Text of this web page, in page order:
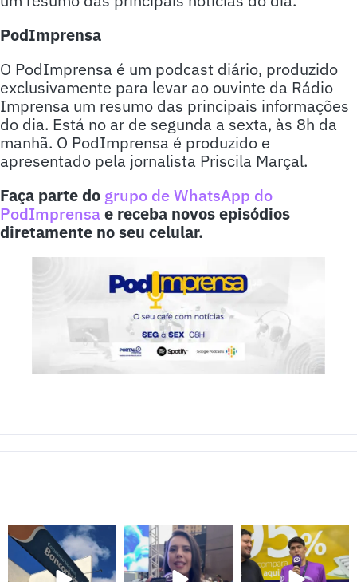
PodImprensa
O PodImprensa é um podcast diário, produzido
exclusivamente para levar ao ouvinte da Rádio
Imprensa um resumo das principais informações
do dia. Está no ar de segunda a sexta, às 8h da
manhã. O PodImprensa é produzido e
apresentado pela jornalista Priscila Marçal.
Faça parte do grupo de WhatsApp do
PodImprensae receba novos episódios
diretamente no seu celular.